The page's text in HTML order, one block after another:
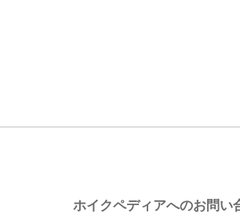
ホイクペディアへのお問い